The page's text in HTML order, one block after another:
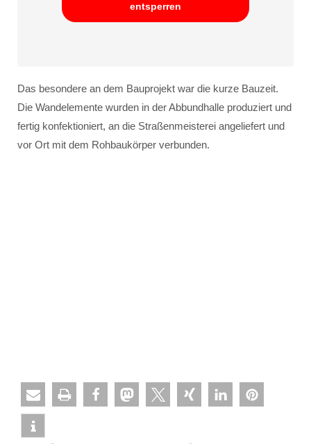
entsperren
Das besondere an dem Bauprojekt war die kurze Bauzeit.
Die Wandelemente wurden in der Abbundhalle produziert und
fertig konfektioniert, an die Straßenmeisterei angeliefert und
vor Ort mit dem Rohbaukörper verbunden.